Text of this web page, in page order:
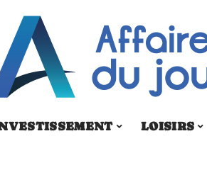
LOISIRS